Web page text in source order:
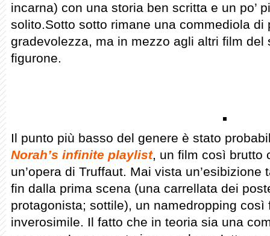
incarna) con una storia ben scritta e un po’
solito.Sotto sotto rimane una commediola di
gradevolezza, ma in mezzo agli altri film del
figurone.
Il punto più basso del genere è stato
Norah’s infinite playlist, un film così brutto
un’opera di Truffaut. Mai vista
fin dalla prima scena (una carrellata dei
protagonista; sottile), un namedropping
inverosimile. Il fatto che in teoria sia una